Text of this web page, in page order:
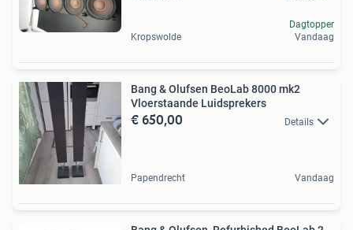
Kropswolde
Dagtopper
Vandaag
Bang & Olufsen BeoLab 8000 mk2
Vloerstaande Luidsprekers
€ 650,00 Details
Papendrecht Vandaag